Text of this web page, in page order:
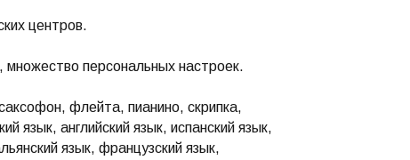
центров.
персональных настроек.
флейта, пианино, скрипка,
язык, английский язык, испанский язык,
язык, французский язык,